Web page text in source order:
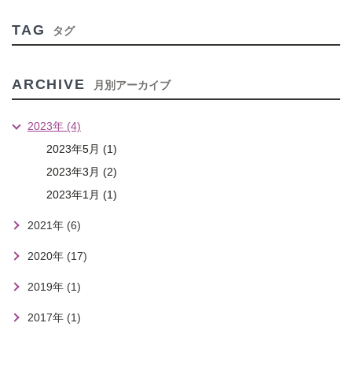
TAG タグ
ARCHIVE 月別アーカイブ
2023年 (4)
2023年5月 (1)
2023年3月 (2)
2023年1月 (1)
2021年 (6)
2020年 (17)
2019年 (1)
2017年 (1)